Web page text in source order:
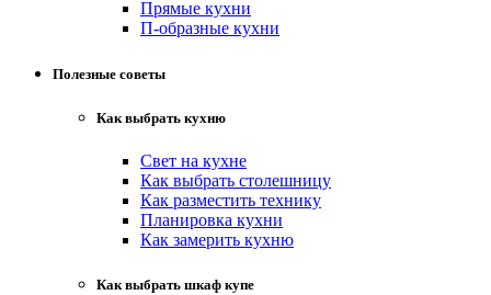
Прямые кухни
П-образные кухни
Полезные советы
Как выбрать кухню
Свет на кухне
Как выбрать столешницу
Как разместить технику
Планировка кухни
Как замерить кухню
Как выбрать шкаф купе